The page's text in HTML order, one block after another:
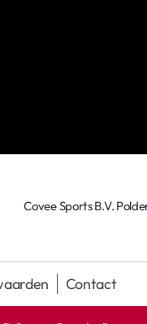
Covee Sports B.V.
Contact